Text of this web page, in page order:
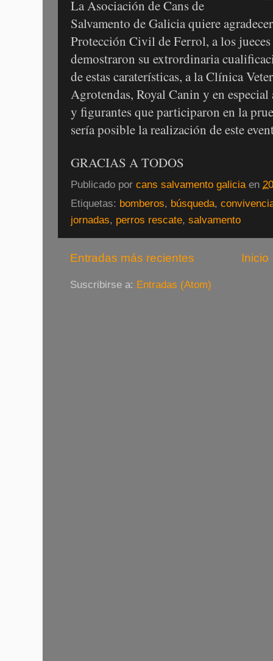
La Asociación de Cans de
Salvamento de Galicia quiere
Protección Civil de Ferrol, a los
demostraron su extrordinaria
de estas caraterísticas, a la Clínica
Agrotendas, Royal Canin y en
y figurantes que participaron en la
sería posible la realización de este
GRACIAS A TODOS
Publicado por cans salvamento galicia en
Etiquetas: bomberos, búsqueda,
jornadas, perros rescate, salvamento
Entradas más recientes Inicio
Suscribirse a: Entradas (Atom)